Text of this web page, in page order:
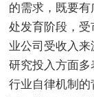
的需求，既要
处发育阶段，
业公司受收入
研究投入方面
行业自律机制